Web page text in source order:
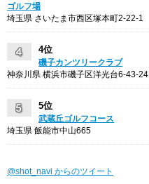
ゴルフ場
埼玉県 さいたま市西区塚本町2-22-1
4位
磯子カンツリークラブ
神奈川県 横浜市磯子区洋光台6-43-24
5位
武蔵丘ゴルフコース
埼玉県 飯能市中山665
@shot_navi からのツイート